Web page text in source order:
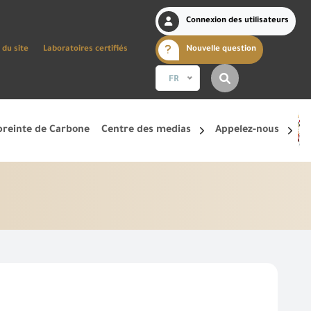
du site Laboratoires certifiés
Connexion des utilisateurs
Nouvelle question
FR
de Carbone Centre des medias Appelez-nous